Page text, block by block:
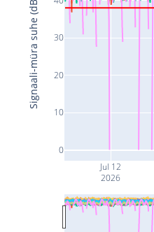
Jul 12
2026
0
10
20
30
Signaali-müra suhe (dB)